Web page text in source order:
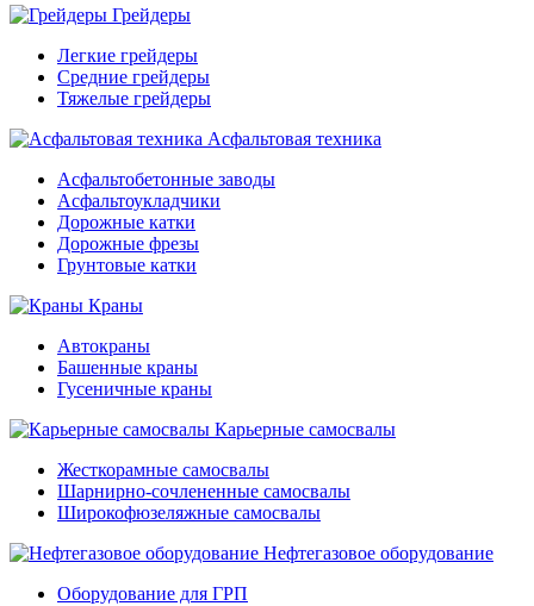
Грейдеры
Легкие грейдеры
Средние грейдеры
Тяжелые грейдеры
Асфальтовая техника
Асфальтобетонные заводы
Асфальтоукладчики
Дорожные катки
Дорожные фрезы
Грунтовые катки
Краны
Автокраны
Башенные краны
Гусеничные краны
Карьерные самосвалы
Жесткорамные самосвалы
Шарнирно-сочлененные самосвалы
Широкофюзеляжные самосвалы
Нефтегазовое оборудование
Оборудование для ГРП